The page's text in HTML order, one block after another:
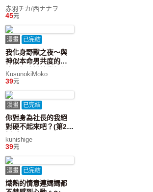
赤羽チカ/西ナナヲ
45元
漫畫 已完結
我化身野獸之夜～與
神似本命男共度的夜
晚，無法繼續當粉絲
的我～(第7話)完
KusunokiMoko
39元
漫畫 已完結
你對身為社長的我絕
對硬不起來吧？(第25
話)完
kunishige
39元
漫畫 已完結
熾熱的情意連媽媽都